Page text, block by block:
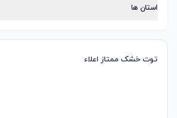
استان ها
توت خشک ممتاز اعلاء